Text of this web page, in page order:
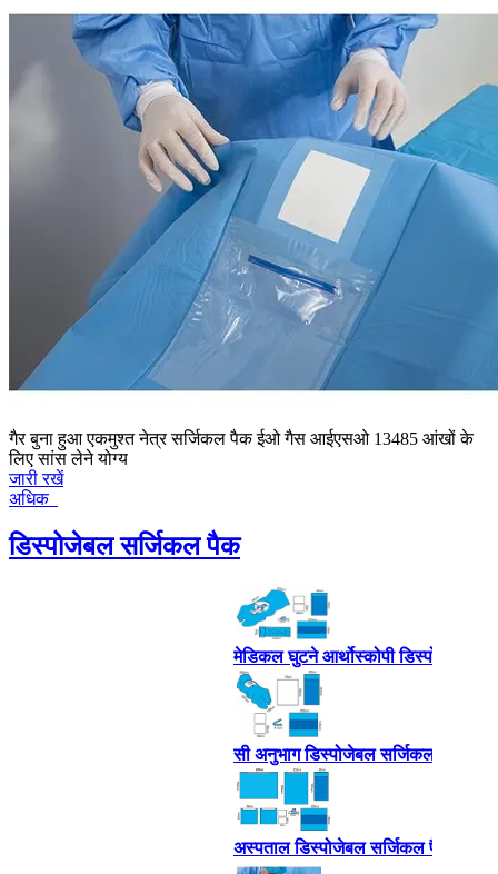
गैर बुना हुआ एकमुश्त नेत्र सर्जिकल पैक ईओ गैस आईएसओ 13485 आंखों के
लिए सांस लेने योग्य
जारी रखें
अधिक
डिस्पोजेबल सर्जिकल पैक
मेडिकल घुटने आर्थोस्कोपी डिस्पोजेबल
सी अनुभाग डिस्पोजेबल सर्जिकल पैक
अस्पताल डिस्पोजेबल सर्जिकल पैक